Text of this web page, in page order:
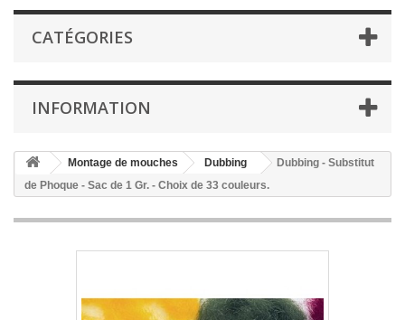
CATÉGORIES
INFORMATION
Montage de mouches Dubbing
Dubbing - Substitut
de Phoque - Sac de 1 Gr. - Choix de 33 couleurs.